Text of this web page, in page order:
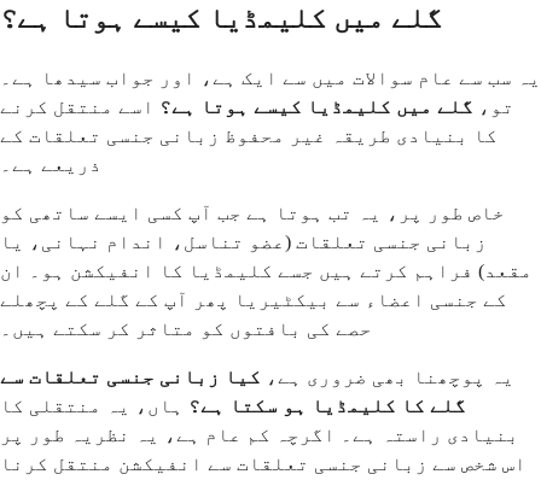
گلے میں کلیمڈیا کیسے ہوتا ہے؟
یہ سب سے عام سوالات میں سے ایک ہے، اور جواب سیدھا ہے۔
تو، گلے میں کلیمڈیا کیسے ہوتا ہے؟ اسے منتقل کرنے
کا بنیادی طریقہ غیر محفوظ زبانی جنسی تعلقات کے
ذریعے ہے۔
خاص طور پر، یہ تب ہوتا ہے جب آپ کسی ایسے ساتھی کو
زبانی جنسی تعلقات (عضو تناسل، اندام نہانی، یا
مقعد) فراہم کرتے ہیں جسے کلیمڈیا کا انفیکشن ہو۔ ان
کے جنسی اعضاء سے بیکٹیریا پھر آپ کے گلے کے پچھلے
حصے کی بافتوں کو متاثر کر سکتے ہیں۔
یہ پوچھنا بھی ضروری ہے، کیا زبانی جنسی تعلقات سے
گلے کا کلیمڈیا ہو سکتا ہے؟
ہاں، یہ منتقلی کا
بنیادی راستہ ہے۔ اگرچہ کم عام ہے، یہ نظریہ طور پر
اس شخص سے زبانی جنسی تعلقات سے انفیکشن منتقل کرنا